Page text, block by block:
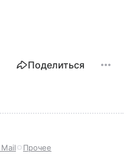
Поделиться
Прочее